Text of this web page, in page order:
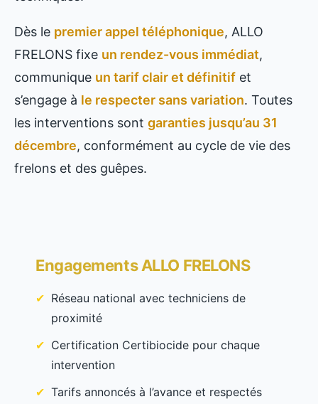
Dès le premier appel téléphonique, ALLO
FRELONS fixe un rendez-vous immédiat,
communique un tarif clair et définitif et
s’engage à le respecter sans variation. Toutes
les interventions sont garanties jusqu’au 31
décembre, conformément au cycle de vie des
frelons et des guêpes.
Engagements ALLO FRELONS
Réseau national avec techniciens de
proximité
Certification Certibiocide pour chaque
intervention
Tarifs annoncés à l’avance et respectés